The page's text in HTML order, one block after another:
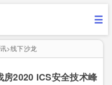
>线下沙龙
房2020 ICS安全技术峰